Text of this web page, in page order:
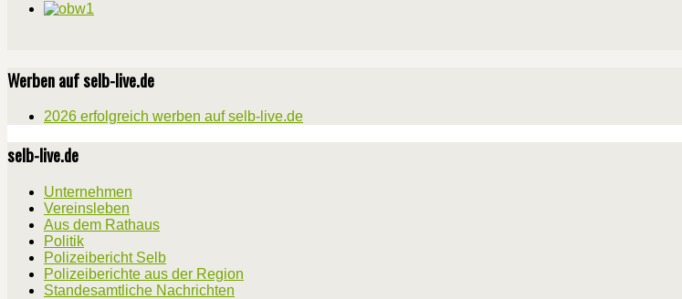
Werben auf selb-live.de
2026 erfolgreich werben auf selb-live.de
selb-live.de
Unternehmen
Vereinsleben
Aus dem Rathaus
Politik
Polizeibericht Selb
Polizeiberichte aus der Region
Standesamtliche Nachrichten